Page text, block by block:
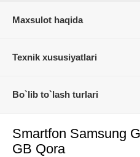
Maxsulot haqida
Texnik xususiyatlari
Bo`lib to`lash turlari
Smartfon Samsung
GB Qora